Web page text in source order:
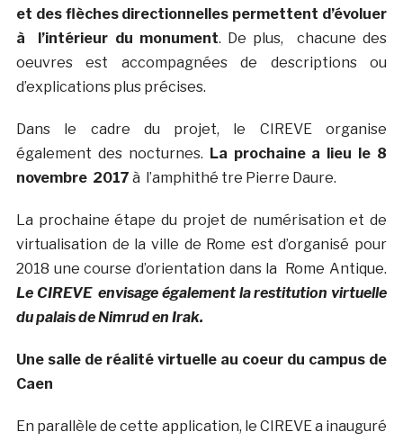
et des flèches directionnelles permettent d’évoluer
à l’intérieur du monument. De plus, chacune des
oeuvres est accompagnées de descriptions ou
d’explications plus précises.
Dans le cadre du projet, le CIREVE organise
également des nocturnes. La prochaine a lieu le 8
novembre 2017 à l’amphithé tre Pierre Daure.
La prochaine étape du projet de numérisation et de
virtualisation de la ville de Rome est d’organisé pour
2018 une course d’orientation dans la Rome Antique.
Le CIREVE envisage également la restitution virtuelle
du palais de Nimrud en Irak.
Une salle de réalité virtuelle au coeur du campus de
Caen
En parallèle de cette application, le CIREVE a inauguré